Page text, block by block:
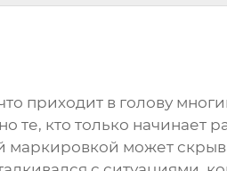
приходит в голову
те, кто только начинает
маркировкой может